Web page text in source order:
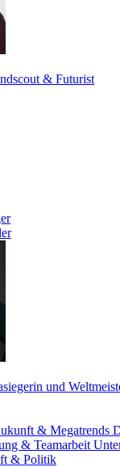
& Futurist
und
& Megatrends
& Teamarbeit
& Politik